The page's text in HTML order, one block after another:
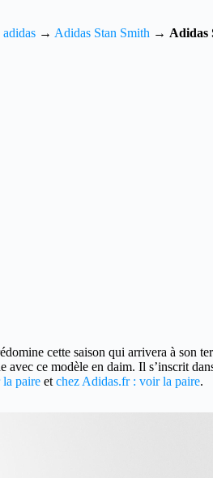
adidas → Adidas Stan Smith → Adidas
cette saison qui arrivera à son
avec ce modèle en daim. Il s’inscrit
paire et chez Adidas.fr : voir la paire.